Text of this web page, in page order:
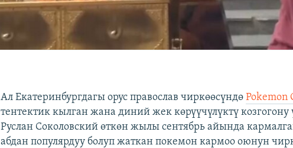
Ал Екатеринбургдагы орус православ чиркөөсүндөPokemon
тентектик кылган жана диний жек көрүүчүлүктү козгогону
Руслан Соколовский өткөн жылы сентябрь айында
абдан популярдуу болуп жаткан покемон кармоо оюнун